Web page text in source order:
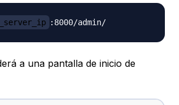
a una pantalla de inicio de